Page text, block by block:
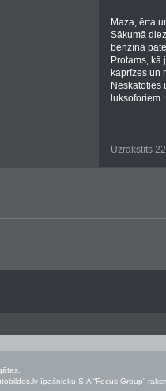
Maza, ērta
Sākumā
benzīna
Protams, kā
kaprīzes un
Neskatoties
luksoforiem
Uzrakstīts
īpašnieku SIA “Focus Group”